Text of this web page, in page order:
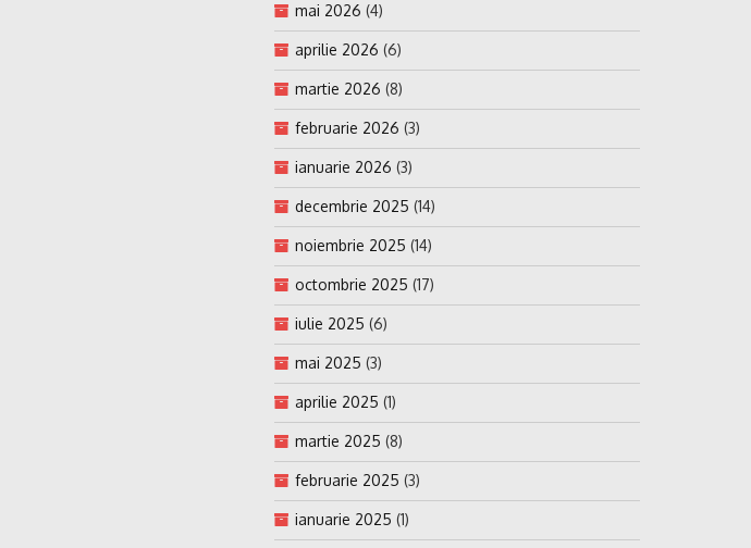
mai 2026 (4)
aprilie 2026 (6)
martie 2026 (8)
februarie 2026 (3)
ianuarie 2026 (3)
decembrie 2025 (14)
noiembrie 2025 (14)
octombrie 2025 (17)
iulie 2025 (6)
mai 2025 (3)
aprilie 2025 (1)
martie 2025 (8)
februarie 2025 (3)
ianuarie 2025 (1)